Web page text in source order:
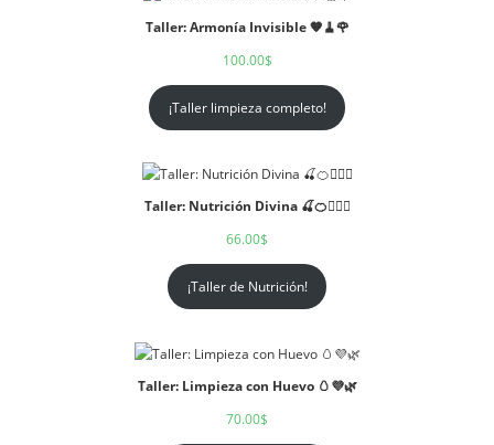
Taller: Armonía Invisible 🧡🧹🌹
100.00$
¡Taller limpieza completo!
Taller: Nutrición Divina 🍒🍊🧘🏻‍♀️
66.00$
¡Taller de Nutrición!
Taller: Limpieza con Huevo 🥚💜🌿
70.00$